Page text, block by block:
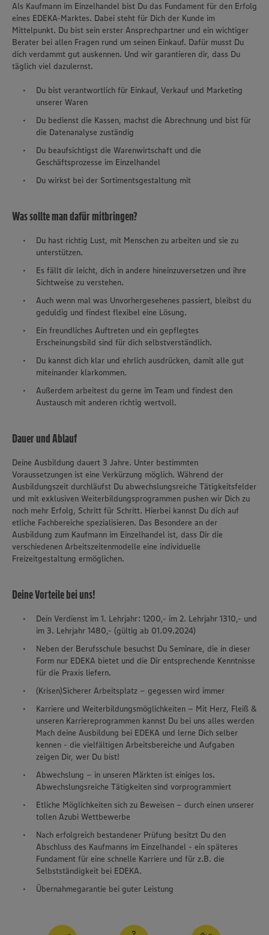
Als Kaufmann im Einzelhandel bist Du das Fundament für den Erfolg
eines EDEKA-Marktes. Dabei steht für Dich der Kunde im
Mittelpunkt. Du bist sein erster Ansprechpartner und ein wichtiger
Berater bei allen Fragen rund um seinen Einkauf. Dafür musst Du
dich verdammt gut auskennen. Und wir garantieren dir, dass Du
täglich viel dazulernst.
Du bist verantwortlich für Einkauf, Verkauf und Marketing
unserer Waren
Du bedienst die Kassen, machst die Abrechnung und bist für
die Datenanalyse zuständig
Du beaufsichtigst die Warenwirtschaft und die
Geschäftsprozesse im Einzelhandel
Du wirkst bei der Sortimentsgestaltung mit
Was sollte man dafür mitbringen?
Du hast richtig Lust, mit Menschen zu arbeiten und sie zu
unterstützen.
Es fällt dir leicht, dich in andere hineinzuversetzen und ihre
Sichtweise zu verstehen.
Auch wenn mal was Unvorhergesehenes passiert, bleibst du
geduldig und findest flexibel eine Lösung.
Ein freundliches Auftreten und ein gepflegtes
Erscheinungsbild sind für dich selbstverständlich.
Du kannst dich klar und ehrlich ausdrücken, damit alle gut
miteinander klarkommen.
Außerdem arbeitest du gerne im Team und findest den
Austausch mit anderen richtig wertvoll.
Dauer und Ablauf
Deine Ausbildung dauert 3 Jahre. Unter bestimmten
Voraussetzungen ist eine Verkürzung möglich. Während der
Ausbildungszeit durchläufst Du abwechslungsreiche Tätigkeitsfelder
und mit exklusiven Weiterbildungsprogrammen pushen wir Dich zu
noch mehr Erfolg, Schritt für Schritt. Hierbei kannst Du dich auf
etliche Fachbereiche spezialisieren. Das Besondere an der
Ausbildung zum Kaufmann im Einzelhandel ist, dass Dir die
verschiedenen Arbeitszeitenmodelle eine individuelle
Freizeitgestaltung ermöglichen.
Deine Vorteile bei uns!
Dein Verdienst im 1. Lehrjahr: 1200,- im 2. Lehrjahr 1310,- und
im 3. Lehrjahr 1480,- (gültig ab 01.09.2024)
Neben der Berufsschule besuchst Du Seminare, die in dieser
Form nur EDEKA bietet und die Dir entsprechende Kenntnisse
für die Praxis liefern.
(Krisen)Sicherer Arbeitsplatz – gegessen wird immer
Karriere und Weiterbildungsmöglichkeiten – Mit Herz, Fleiß &
unseren Karriereprogrammen kannst Du bei uns alles werden
Mach deine Ausbildung bei EDEKA und lerne Dich selber
kennen - die vielfältigen Arbeitsbereiche und Aufgaben
zeigen Dir, wer Du bist!
Abwechslung – in unseren Märkten ist einiges los.
Abwechslungsreiche Tätigkeiten sind vorprogrammiert
Etliche Möglichkeiten sich zu Beweisen – durch einen unserer
tollen Azubi Wettbewerbe
Nach erfolgreich bestandener Prüfung besitzt Du den
Abschluss des Kaufmanns im Einzelhandel - ein späteres
Fundament für eine schnelle Karriere und für z.B. die
Selbstständigkeit bei EDEKA.
Übernahmegarantie bei guter Leistung